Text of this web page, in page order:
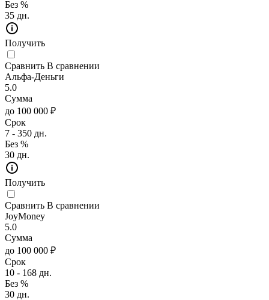
Без %
35 дн.
Получить
Сравнить В сравнении
Альфа-Деньги
5.0
Сумма
до 100 000 ₽
Срок
7 - 350 дн.
Без %
30 дн.
Получить
Сравнить В сравнении
JoyMoney
5.0
Сумма
до 100 000 ₽
Срок
10 - 168 дн.
Без %
30 дн.